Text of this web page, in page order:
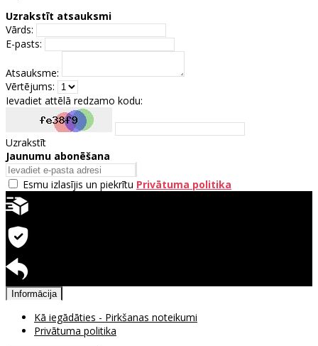
Uzrakstīt atsauksmi
Vārds:
E-pasts:
Atsauksme:
Vērtējums:
Ievadiet attēlā redzamo kodu:
Uzrakstīt
Jaunumu abonēšana
Esmu izlasījis un piekrītu Privātuma politika
Informācija
Kā iegādāties - Pirkšanas noteikumi
Privātuma politika